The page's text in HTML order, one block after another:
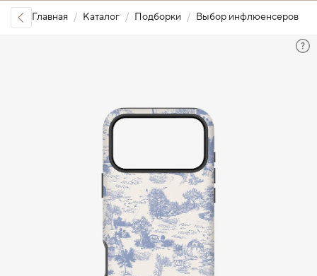
Главная Каталог Подборки Выбор инфлюенсеров